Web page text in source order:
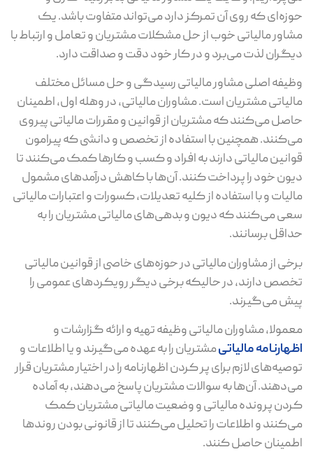
حوزه‌ای که روی آن تمرکز دارد می‌تواند متفاوت باشد. یک
مشاور مالیاتی خوب از حل مشکلات مشتریان و تعامل و ارتباط با
دیگران لذت می‌برد و در کار خود دقت و صداقت دارد.
وظیفه اصلی مشاور مالیاتی رسیدگی و حل مسائل مختلف
مالیاتی مشتریان است. مشاوران مالیاتی، در وهله اول، اطمینان
حاصل می‌کنند که مشتریان از قوانین و مقررات مالیاتی پیروی
می‌کنند. همچنین با استفاده از تخصص و دانشی که پیرامون
قوانین مالیاتی دارند به افراد و کسب و کارها کمک می‌کنند تا
دیون خود را پرداخت کنند. آن‌ها با کاهش درآمدهای مشمول
مالیات و با استفاده از کلیه تعدیلات، کسورات و اعتبارات مالیاتی
سعی می‌کنند که دیون و بدهی‌های مالیاتی مشتریان را به
حداقل برسانند.
برخی از مشاوران مالیاتی در حوزه‌های خاصی از قوانین مالیاتی
تخصص دارند، در حالیکه برخی دیگر رویکردهای عمومی‌ را
پیش می‌گیرند.
معمولا، مشاوران مالیاتی وظیفه تهیه و ارائه گزارشات و
اظهارنامه مالیاتیمشتریان را به عهده می‌گیرند و یا اطلاعات و
توصیه‌های لازم برای پر کردن اظهارنامه را در اختیار مشتریان قرار
می‌دهند. آن‌ها به سوالات مشتریان پاسخ می‌دهند، به آماده
کردن پرونده مالیاتی و وضعیت مالیاتی مشتریان کمک
می‌کنند و اطلاعات را تحلیل می‌کنند تا از قانونی بودن روندها
اطمینان حاصل کنند.